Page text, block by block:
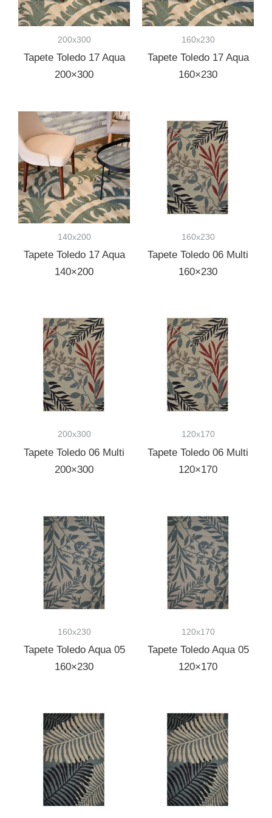
200x300
Tapete Toledo 17 Aqua
200×300
160x230
Tapete Toledo 17 Aqua
160×230
140x200
Tapete Toledo 17 Aqua
140×200
160x230
Tapete Toledo 06 Multi
160×230
200x300
Tapete Toledo 06 Multi
200×300
120x170
Tapete Toledo 06 Multi
120×170
160x230
Tapete Toledo Aqua 05
160×230
120x170
Tapete Toledo Aqua 05
120×170